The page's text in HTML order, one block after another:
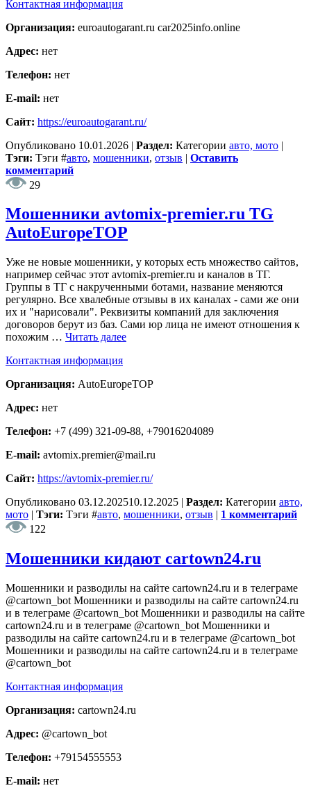
Контактная информация
Организация: euroautogarant.ru car2025info.online
Адрес: нет
Телефон: нет
E-mail: нет
Сайт: https://euroautogarant.ru/
Опубликовано 10.01.2026 | Раздел: Категории авто, мото |
Тэги: Тэги #авто, мошенники, отзыв | Оставить
комментарий
29
Мошенники avtomix-premier.ru TG
AutoEuropeTOP
Уже не новые мошенники, у которых есть множество сайтов,
например сейчас этот avtomix-premier.ru и каналов в ТГ.
Группы в ТГ с накрученными ботами, название меняются
регулярно. Все хвалебные отзывы в их каналах - сами же они
их и "нарисовали". Реквизиты компаний для заключения
договоров берут из баз. Сами юр лица не имеют отношения к
похожим … Читать далее
Контактная информация
Организация: AutoEuropeTOP
Адрес: нет
Телефон: +7 (499) 321-09-88, +79016204089
E-mail: avtomix.premier@mail.ru
Сайт: https://avtomix-premier.ru/
Опубликовано 03.12.202510.12.2025 | Раздел: Категории авто,
мото | Тэги: Тэги #авто, мошенники, отзыв | 1 комментарий
122
Мошенники кидают cartown24.ru
Мошенники и разводилы на сайте cartown24.ru и в телеграме
@cartown_bot Мошенники и разводилы на сайте cartown24.ru
и в телеграме @cartown_bot Мошенники и разводилы на сайте
cartown24.ru и в телеграме @cartown_bot Мошенники и
разводилы на сайте cartown24.ru и в телеграме @cartown_bot
Мошенники и разводилы на сайте cartown24.ru и в телеграме
@cartown_bot
Контактная информация
Организация: cartown24.ru
Адрес: @cartown_bot
Телефон: +79154555553
E-mail: нет